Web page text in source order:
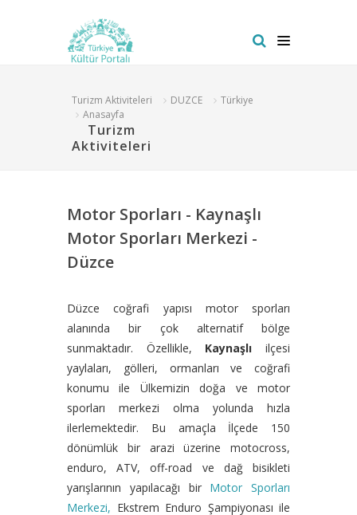
Turizm Aktiviteleri DUZCE
Türkiye
Anasayfa
Turizm
Aktiviteleri
Motor Sporları - Kaynaşlı
Motor Sporları Merkezi -
Düzce
Düzce coğrafi yapısı motor sporları
alanında bir çok alternatif bölge
sunmaktadır. Özellikle, Kaynaşlı ilçesi
yaylaları, gölleri, ormanları ve coğrafi
konumu ile Ülkemizin doğa ve motor
sporları merkezi olma yolunda hızla
ilerlemektedir. Bu amaçla İlçede 150
dönümlük bir arazi üzerine motocross,
enduro, ATV, off-road ve dağ bisikleti
yarışlarının yapılacağı bir Motor Sporları
Merkezi, Ekstrem Enduro Şampiyonası ile